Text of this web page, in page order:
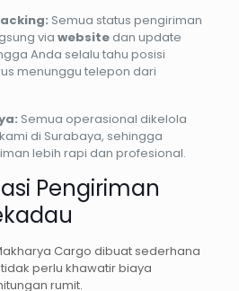
Semua status pengiriman
via websitedan update
Anda selalu tahu posisi
menunggu telepon dari
Semua operasional dikelola
di Surabaya, sehingga
lebih rapi dan profesional.
Pengiriman
Cargo dibuat sederhana
perlu khawatir biaya
rumit.